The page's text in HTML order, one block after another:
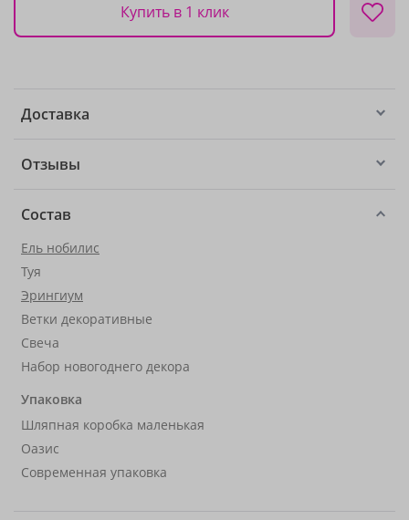
Купить в 1 клик
Доставка
Отзывы
Состав
Ель нобилис
Туя
Эрингиум
Ветки декоративные
Свеча
Набор новогоднего декора
Упаковка
Шляпная коробка маленькая
Оазис
Современная упаковка